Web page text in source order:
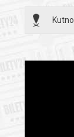
Kutno